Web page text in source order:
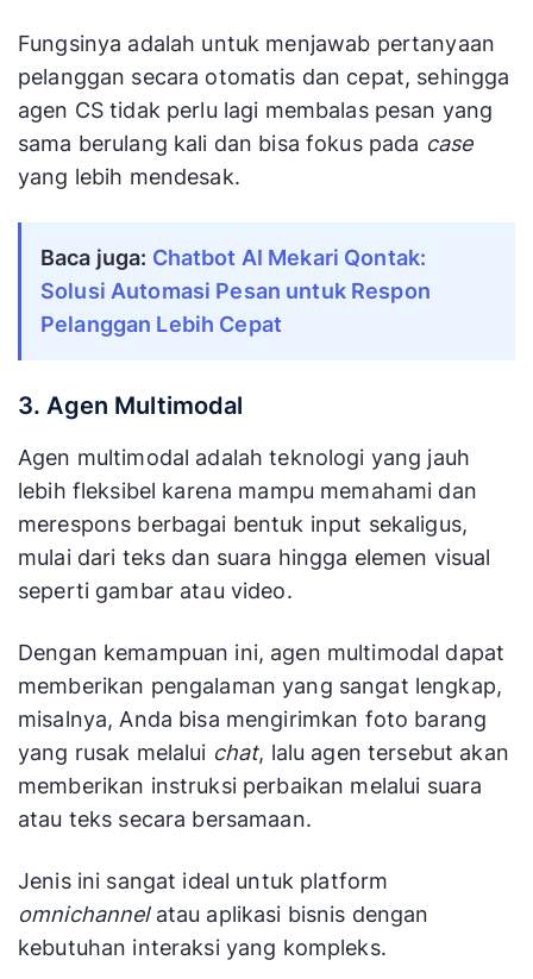
Fungsinya adalah untuk menjawab pertanyaan
pelanggan secara otomatis dan cepat, sehingga
agen CS tidak perlu lagi membalas pesan yang
sama berulang kali dan bisa fokus pada case
yang lebih mendesak.
Baca juga: Chatbot AI Mekari Qontak:
Solusi Automasi Pesan untuk Respon
Pelanggan Lebih Cepat
3. Agen Multimodal
Agen multimodal adalah teknologi yang jauh
lebih fleksibel karena mampu memahami dan
merespons berbagai bentuk input sekaligus,
mulai dari teks dan suara hingga elemen visual
seperti gambar atau video.
Dengan kemampuan ini, agen multimodal dapat
memberikan pengalaman yang sangat lengkap,
misalnya, Anda bisa mengirimkan foto barang
yang rusak melalui chat, lalu agen tersebut akan
memberikan instruksi perbaikan melalui suara
atau teks secara bersamaan.
Jenis ini sangat ideal untuk platform
omnichannelatau aplikasi bisnis dengan
kebutuhan interaksi yang kompleks.